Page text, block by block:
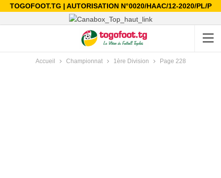
TOGOFOOT.TG | AUTORISATION N°0020/HAAC/12-2020/PL/P
Accueil Championnat 1ère Division Page 228